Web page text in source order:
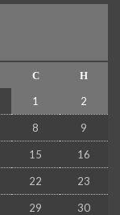
С
Н
1
2
8 9
15 16
22 23
29 30